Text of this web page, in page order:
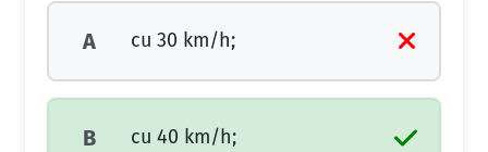
A cu 30 km/h;
B cu 40 km/h;